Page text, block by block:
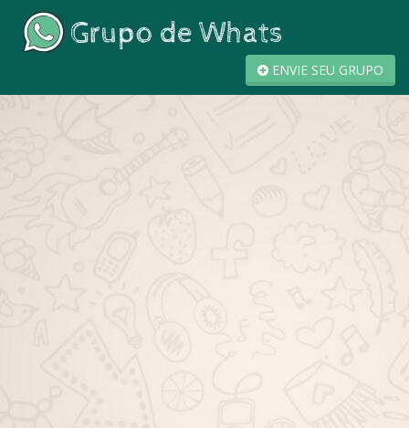
ENVIE SEU GRUPO